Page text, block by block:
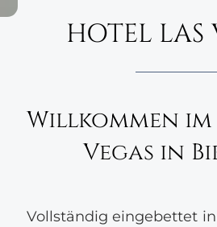
HOTEL LAS
Willkommen
Vegas in
Vollständig eingebettet